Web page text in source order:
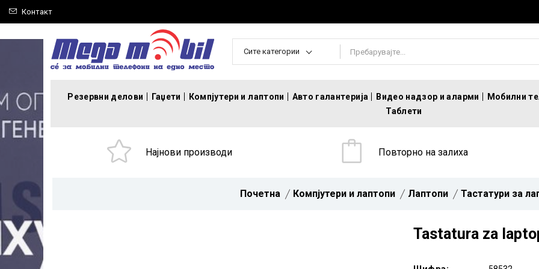
Контакт
Сите категории
Резервни делови Гаџети Компјутери и лаптопи Авто галантерија Видео надзор и аларми Мобилни
Таблети
Најнови производи Повторно на залиха
Почетна Компјутери и лаптопи Лаптопи Тастатури за
Tastatura za